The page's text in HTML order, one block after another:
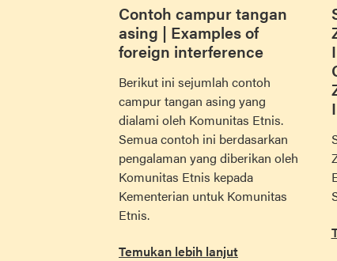
Contoh campur tangan
asing | Examples of
foreign interference
Berikut ini sejumlah contoh
campur tangan asing yang
dialami oleh Komunitas Etnis.
Semua contoh ini berdasarkan
pengalaman yang diberikan oleh
Komunitas Etnis kepada
Kementerian untuk Komunitas
Etnis.
Temukan lebih lanjut